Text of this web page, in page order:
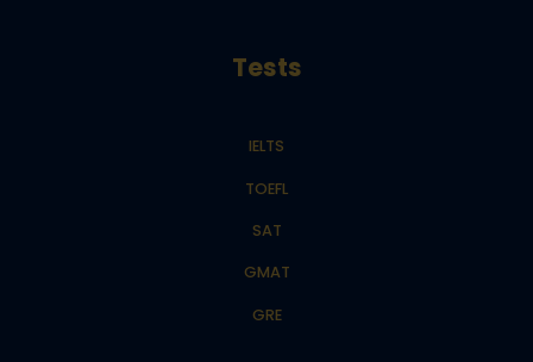
Tests
IELTS
TOEFL
SAT
GMAT
GRE